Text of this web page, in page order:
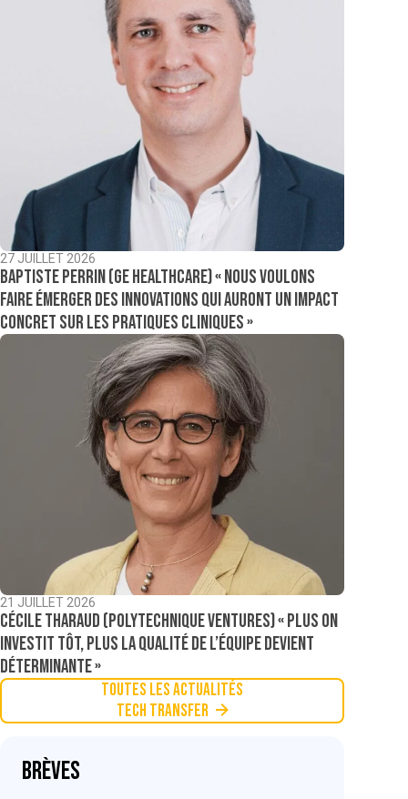
27 JUILLET 2026
Baptiste Perrin (GE Healthcare) « Nous voulons
faire émerger des innovations qui auront un impact
concret sur les pratiques cliniques »
21 JUILLET 2026
Cécile Tharaud (Polytechnique Ventures) « Plus on
investit tôt, plus la qualité de l’équipe devient
déterminante »
Toutes les actualités
Tech Transfer
Brèves